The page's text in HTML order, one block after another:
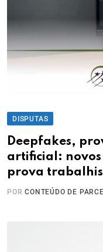
DISPUTAS
Deepfakes,
artificial: novos
prova
PORCONTEÚDO DE